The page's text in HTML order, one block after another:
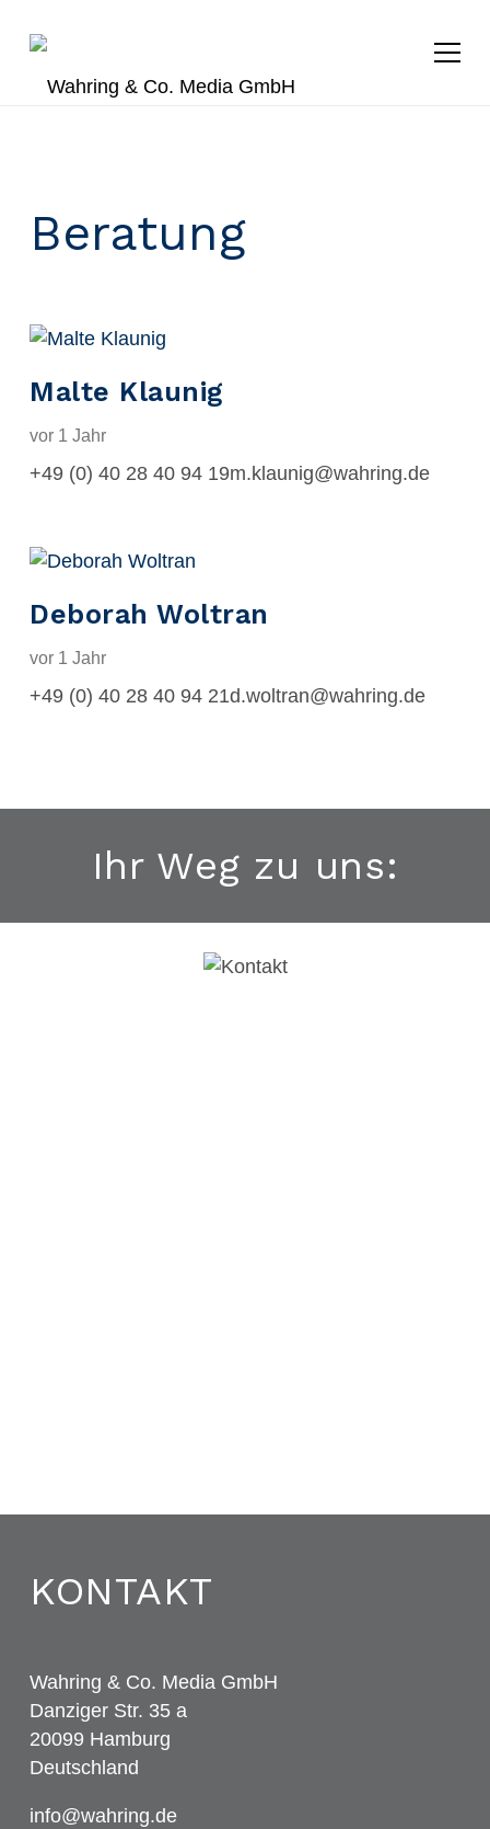
Beratung
Malte Klaunig
vor 1 Jahr
+49 (0) 40 28 40 94 19m.klaunig@wahring.de
Deborah Woltran
vor 1 Jahr
+49 (0) 40 28 40 94 21d.woltran@wahring.de
Ihr Weg zu uns:
KONTAKT
Wahring & Co. Media GmbH
Danziger Str. 35 a
20099 Hamburg
Deutschland
info@wahring.de